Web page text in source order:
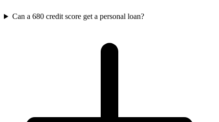
Can a 680 credit score get a personal loan?